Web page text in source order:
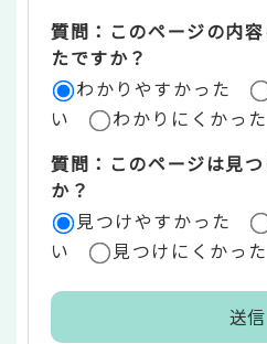
リ
ア
質問：このページの内
たですか？
わかりやすかった
い
わかりにくかった
質問：このページは見
か？
見つけやすかった
い
見つけにくかった